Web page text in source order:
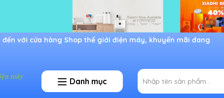
cho thành viên mới
Danh mục